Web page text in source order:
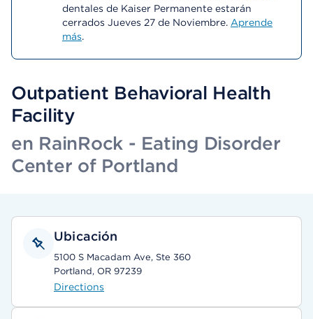
dentales de Kaiser Permanente estarán
cerrados Jueves 27 de Noviembre. Aprende
más.
Outpatient Behavioral Health
Facility
en RainRock - Eating Disorder
Center of Portland
Ubicación
5100 S Macadam Ave, Ste 360
Portland, OR 97239
Directions